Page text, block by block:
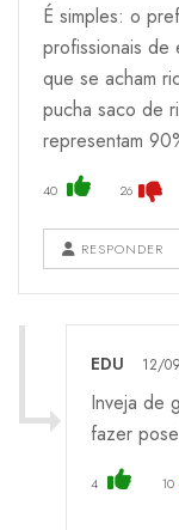
É simples: o
profissionais de
que se acham
pucha saco de
representam
40 26
RESPONDER
EDU 12/
Inveja de
fazer
4 10